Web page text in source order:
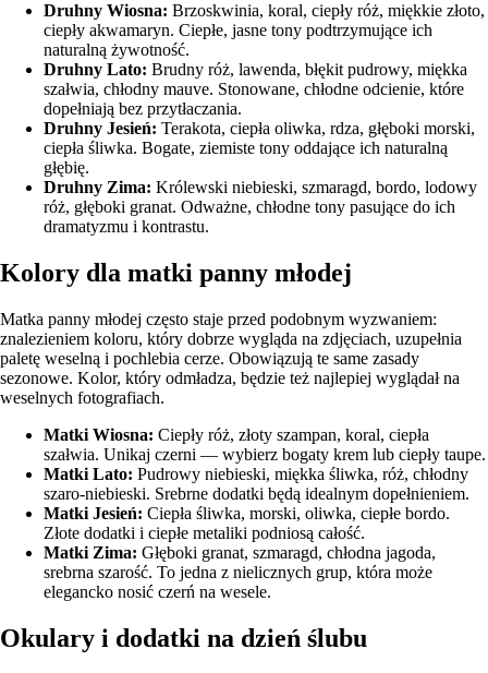
Druhny Wiosna: Brzoskwinia, koral, ciepły róż, miękkie złoto,
ciepły akwamaryn. Ciepłe, jasne tony podtrzymujące ich
naturalną żywotność.
Druhny Lato: Brudny róż, lawenda, błękit pudrowy, miękka
szałwia, chłodny mauve. Stonowane, chłodne odcienie, które
dopełniają bez przytłaczania.
Druhny Jesień: Terakota, ciepła oliwka, rdza, głęboki morski,
ciepła śliwka. Bogate, ziemiste tony oddające ich naturalną
głębię.
Druhny Zima: Królewski niebieski, szmaragd, bordo, lodowy
róż, głęboki granat. Odważne, chłodne tony pasujące do ich
dramatyzmu i kontrastu.
Kolory dla matki panny młodej
Matka panny młodej często staje przed podobnym wyzwaniem:
znalezieniem koloru, który dobrze wygląda na zdjęciach, uzupełnia
paletę weselną i pochlebia cerze. Obowiązują te same zasady
sezonowe. Kolor, który odmładza, będzie też najlepiej wyglądał na
weselnych fotografiach.
Matki Wiosna: Ciepły róż, złoty szampan, koral, ciepła
szałwia. Unikaj czerni — wybierz bogaty krem lub ciepły taupe.
Matki Lato: Pudrowy niebieski, miękka śliwka, róż, chłodny
szaro-niebieski. Srebrne dodatki będą idealnym dopełnieniem.
Matki Jesień: Ciepła śliwka, morski, oliwka, ciepłe bordo.
Złote dodatki i ciepłe metaliki podniosą całość.
Matki Zima: Głęboki granat, szmaragd, chłodna jagoda,
srebrna szarość. To jedna z nielicznych grup, która może
elegancko nosić czerń na wesele.
Okulary i dodatki na dzień ślubu